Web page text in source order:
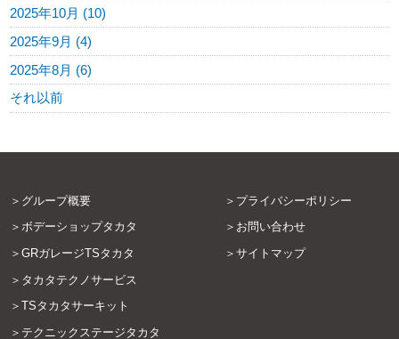
2025年10月 (10)
2025年9月 (4)
2025年8月 (6)
それ以前
グループ概要
ボデーショップタカタ
GRガレージTSタカタ
タカタテクノサービス
TSタカタサーキット
テクニックステージタカタ
プライバシーポリシー
お問い合わせ
サイトマップ